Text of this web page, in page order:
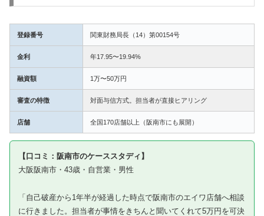
登録番号 関東財務局長（14）第00154号
金利 年17.95〜19.94%
融資額 1万〜50万円
審査の特徴 対面与信方式。担当者が直接ヒアリング
店舗 全国170店舗以上（阪南市にも展開）
【口コミ：阪南市のケーススタディ】
大阪阪南市・43歳・自営業・男性
「自己破産から1年半が経過した時点で阪南市のエイワ店舗へ相談
に行きました。担当者が事情をきちんと聞いてくれて5万円を可決